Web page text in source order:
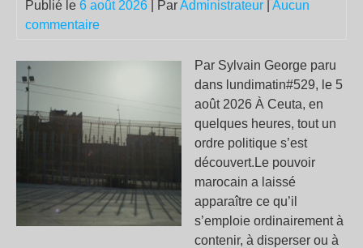
Publié le 6 août 2026 | ParAdministrateur
Aucun
commentaire
Par Sylvain George paru
dans lundimatin#529, le 5
août 2026 À Ceuta, en
quelques heures, tout un
ordre politique s’est
découvert.Le pouvoir
marocain a laissé
apparaître ce qu’il
s’emploie ordinairement à
contenir, à disperser ou à